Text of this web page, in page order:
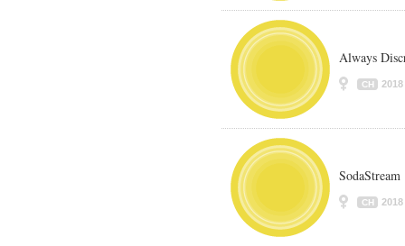
Always
CH 2018
SodaStream
CH 2018